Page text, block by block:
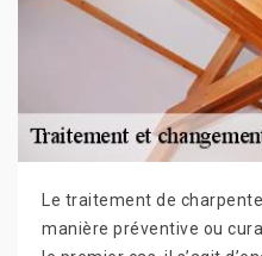
Le traitement de
manière préventive ou